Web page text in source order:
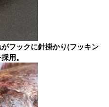
フックに針掛かり(フッキン
用。